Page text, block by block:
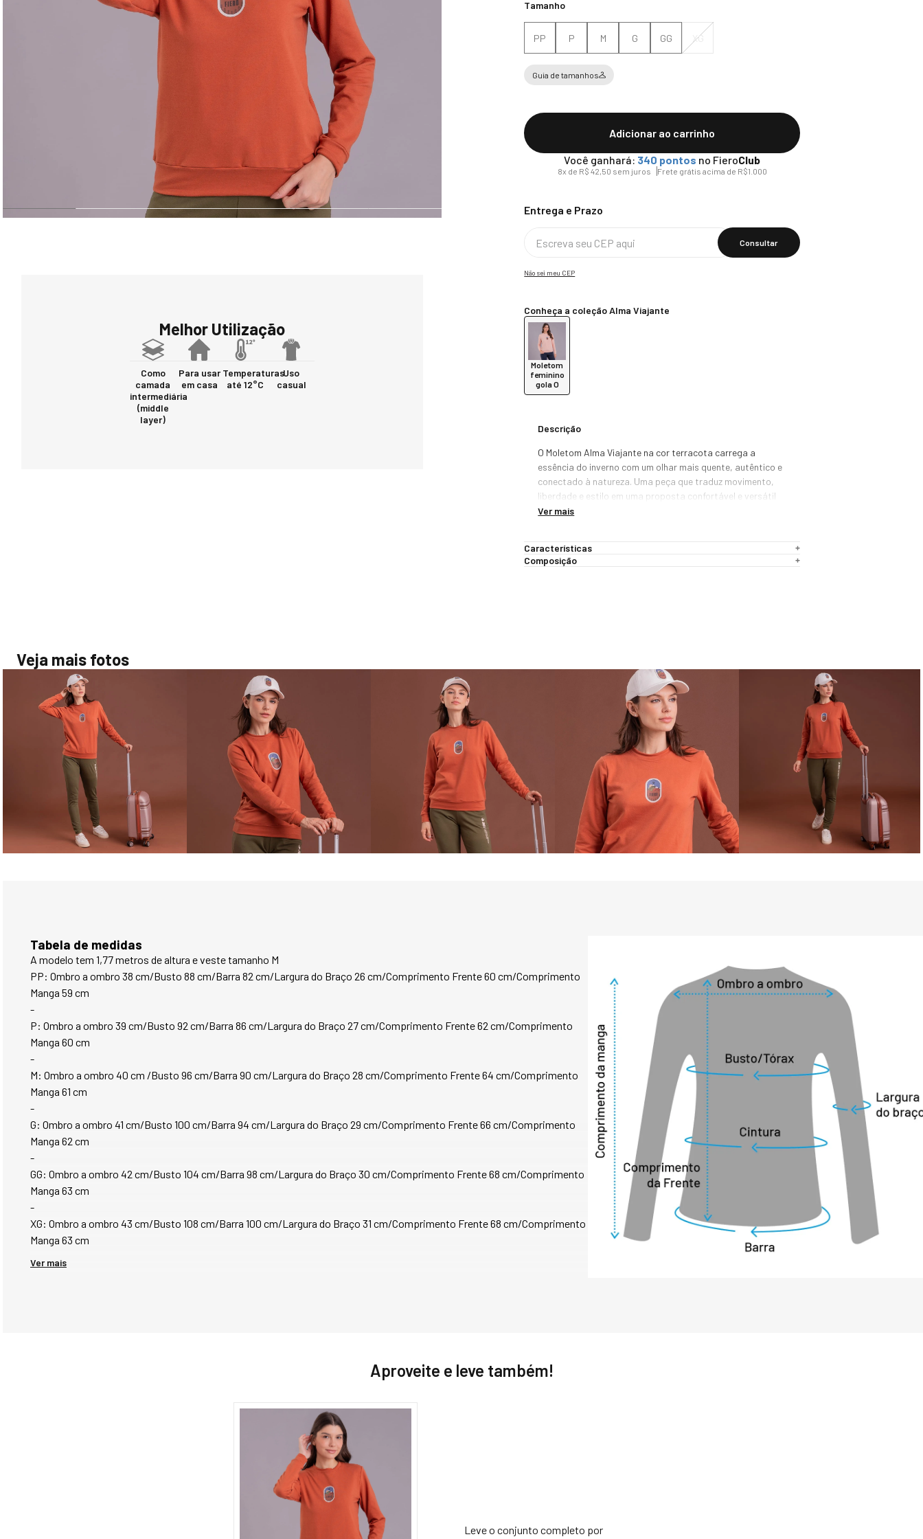
Melhor Utilização
Como
camada
intermediária
(middle
layer)
Para usar
em casa
Temperaturas
até 12°C
Uso
casual
Tamanho
PP P M G GG XG
Guia de tamanhos
Adicionar ao carrinho
Você ganhará: 340 pontos no FieroClub
8x de R$ 42,50 sem juros Frete grátis acima de R$1.000
Não sei meu CEP
Frete
Conheça a coleção Alma Viajante
Moletom
feminino
gola O
Descrição
O Moletom Alma Viajante na cor terracota carrega a
essência do inverno com um olhar mais quente, autêntico e
conectado à natureza. Uma peça que traduz movimento,
liberdade e estilo em uma proposta confortável e versátil
para o dia a dia.
Viajante, aplicado no centro da peça. Ele representa mais
do que um elemento visual — é um símbolo da jornada, da
diferentes momentos: desde uma rotina mais leve até
viagens e experiências em climas mais frios.
O tecido combina algodão, poliéster e elastano, criando
uma estrutura equilibrada entre maciez, resistência e
flexibilidade. O toque é suave e aconchegante,
proporcionando conforto térmico ideal para dias de frio
leve a moderado.
Versátil, o moletom pode ser usado sozinho em
temperaturas amenas ou como camada intermediária em
composições mais completas para o inverno. A cor
terracota traz personalidade ao produto. Inspirada em
tons naturais e terrosos, ela adiciona profundidade ao look
Principais características do tecido utilizado no
desenvolvimento deste produto:
- O tecido é desenvolvido com um processo especial, o que
resulta em um material com toque natural suave e
confortável, além de uma superfície lisa, sedosa e regular;
- Fácil manutenção;
- Excelente resistência, durabilidade e estabilidade
dimensional para evitar a torção durante o uso e lavagem;
- As matérias-primas e processos utilizados no
desenvolvimento deste produto são inovadores e o
resultado é um tecido sem toxicidade e biodegradável;
- Não amassa com facilidade;
- Proteção solar UV50+ eficiente e permanente.
CERTIFICADOS DE SUSTENTABILIDADE:
Priorizando o ciclo sustentável no desenvolvimento de
tecnologias e inovações ambientais, o tecido deste
produto é resultado de processos limpos, com a utilização
de recursos naturais de forma eficiente. O padrão de
qualidade é alcançado graças às ações implementadas,
auditorias nacionais e internacionais e o seguimento dos
Ver mais
Características
Composição
Veja mais fotos
Tabela de medidas
A modelo tem 1,77 metros de altura e veste tamanho M
PP: Ombro a ombro 38 cm/Busto 88 cm/Barra 82 cm/Largura do Braço 26 cm/Comprimento Frente 60 cm/Comprimento
Manga 59 cm
-
P: Ombro a ombro 39 cm/Busto 92 cm/Barra 86 cm/Largura do Braço 27 cm/Comprimento Frente 62 cm/Comprimento
Manga 60 cm
-
M: Ombro a ombro 40 cm /Busto 96 cm/Barra 90 cm/Largura do Braço 28 cm/Comprimento Frente 64 cm/Comprimento
Manga 61 cm
-
G: Ombro a ombro 41 cm/Busto 100 cm/Barra 94 cm/Largura do Braço 29 cm/Comprimento Frente 66 cm/Comprimento
Manga 62 cm
-
GG: Ombro a ombro 42 cm/Busto 104 cm/Barra 98 cm/Largura do Braço 30 cm/Comprimento Frente 68 cm/Comprimento
Manga 63 cm
-
XG: Ombro a ombro 43 cm/Busto 108 cm/Barra 100 cm/Largura do Braço 31 cm/Comprimento Frente 68 cm/Comprimento
Manga 63 cm
Ver mais
Aproveite e leve também!
Leve o conjunto completo por